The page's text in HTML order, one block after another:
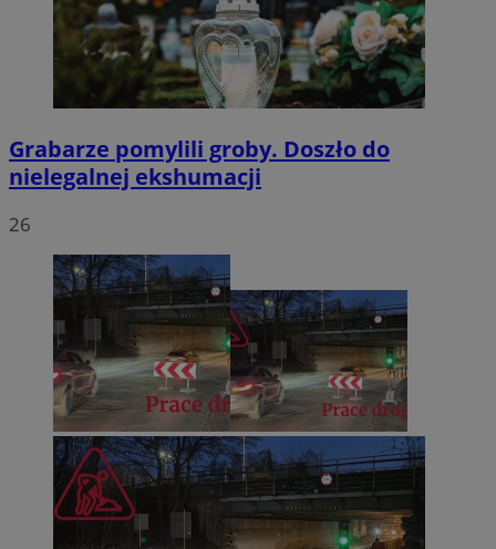
Grabarze pomylili groby. Doszło do
nielegalnej ekshumacji
26